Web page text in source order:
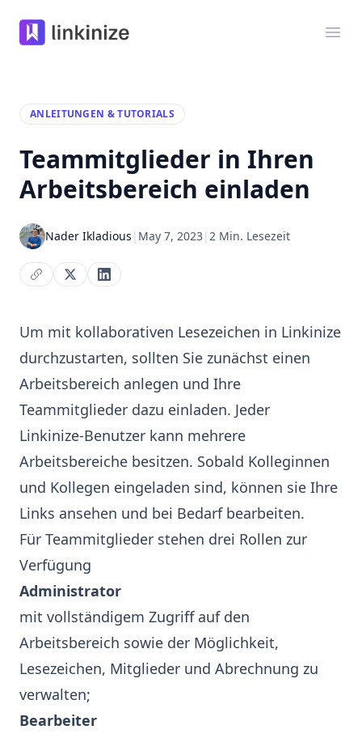
Linkinize
ANLEITUNGEN & TUTORIALS
Teammitglieder in Ihren
Arbeitsbereich einladen
Nader Ikladious | May 7, 2023| 2 Min. Lesezeit
Um mit kollaborativen Lesezeichen in Linkinize
durchzustarten, sollten Sie zunächst einen
Arbeitsbereich anlegen und Ihre
Teammitglieder dazu einladen. Jeder
Linkinize‑Benutzer kann mehrere
Arbeitsbereiche besitzen. Sobald Kolleginnen
und Kollegen eingeladen sind, können sie Ihre
Links ansehen und bei Bedarf bearbeiten.
Für Teammitglieder stehen drei Rollen zur
Verfügung
Administrator
mit vollständigem Zugriff auf den
Arbeitsbereich sowie der Möglichkeit,
Lesezeichen, Mitglieder und Abrechnung zu
verwalten;
Bearbeiter